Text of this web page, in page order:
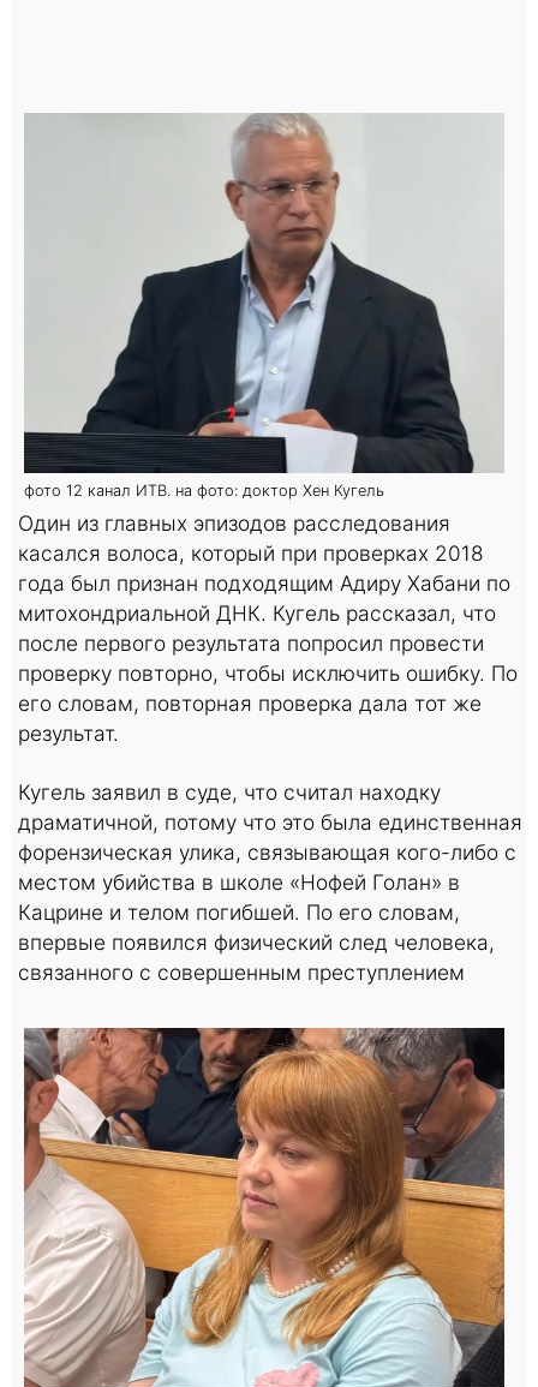
фото 12 канал ИТВ. на фото: доктор Хен Кугель
Один из главных эпизодов расследования
касался волоса, который при проверках 2018
года был признан подходящим Адиру Хабани по
митохондриальной ДНК. Кугель рассказал, что
после первого результата попросил провести
проверку повторно, чтобы исключить ошибку. По
его словам, повторная проверка дала тот же
результат.
Кугель заявил в суде, что считал находку
драматичной, потому что это была единственная
форензическая улика, связывающая кого-либо с
местом убийства в школе «Нофей Голан» в
Кацрине и телом погибшей. По его словам,
впервые появился физический след человека,
связанного с совершенным преступлением